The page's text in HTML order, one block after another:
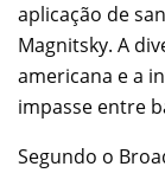
aplicação de
Magnitsky. A
americana e a
impasse entre
Segundo o